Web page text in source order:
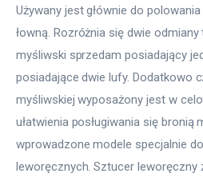
Używany jest głównie do
łowną. Rozróżnia się dwie
myśliwski sprzedam posiadający
posiadające dwie lufy. Dodatkowo
myśliwskiej wyposażony jest w
ułatwienia posługiwania się bronią
wprowadzone modele specjalnie
leworęcznych. Sztucer leworęczny